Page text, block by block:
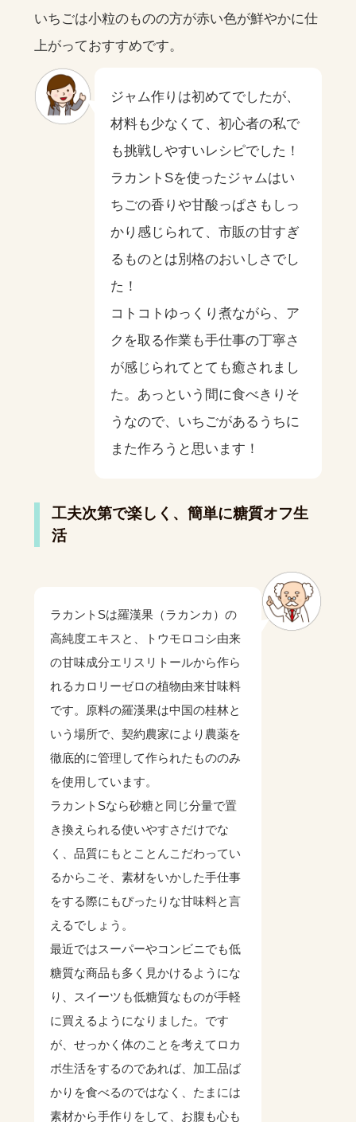
いちごは小粒のものの方が赤い色が鮮やかに仕
上がっておすすめです。
ジャム作りは初めてでしたが、
材料も少なくて、初心者の私で
も挑戦しやすいレシピでした！
ラカントSを使ったジャムはい
ちごの香りや甘酸っぱさもしっ
かり感じられて、市販の甘すぎ
るものとは別格のおいしさでし
た！
コトコトゆっくり煮ながら、ア
クを取る作業も手仕事の丁寧さ
が感じられてとても癒されまし
た。あっという間に食べきりそ
うなので、いちごがあるうちに
また作ろうと思います！
工夫次第で楽しく、簡単に糖質オフ生
活
ラカントSは羅漢果（ラカンカ）の
高純度エキスと、トウモロコシ由来
の甘味成分エリスリトールから作ら
れるカロリーゼロの植物由来甘味料
です。原料の羅漢果は中国の桂林と
いう場所で、契約農家により農薬を
徹底的に管理して作られたもののみ
を使用しています。
ラカントSなら砂糖と同じ分量で置
き換えられる使いやすさだけでな
く、品質にもとことんこだわってい
るからこそ、素材をいかした手仕事
をする際にもぴったりな甘味料と言
えるでしょう。
最近ではスーパーやコンビニでも低
糖質な商品も多く見かけるようにな
り、スイーツも低糖質なものが手軽
に買えるようになりました。です
が、せっかく体のことを考えてロカ
ボ生活をするのであれば、加工品ば
かりを食べるのではなく、たまには
素材から手作りをして、お腹も心も